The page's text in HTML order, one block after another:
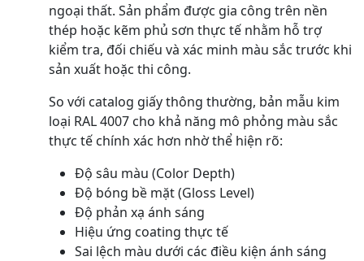
ngoại thất. Sản phẩm được gia công trên nền
thép hoặc kẽm phủ sơn thực tế nhằm hỗ trợ
kiểm tra, đối chiếu và xác minh màu sắc trước khi
sản xuất hoặc thi công.
So với catalog giấy thông thường, bản mẫu kim
loại RAL 4007 cho khả năng mô phỏng màu sắc
thực tế chính xác hơn nhờ thể hiện rõ:
Độ sâu màu (Color Depth)
Độ bóng bề mặt (Gloss Level)
Độ phản xạ ánh sáng
Hiệu ứng coating thực tế
Sai lệch màu dưới các điều kiện ánh sáng